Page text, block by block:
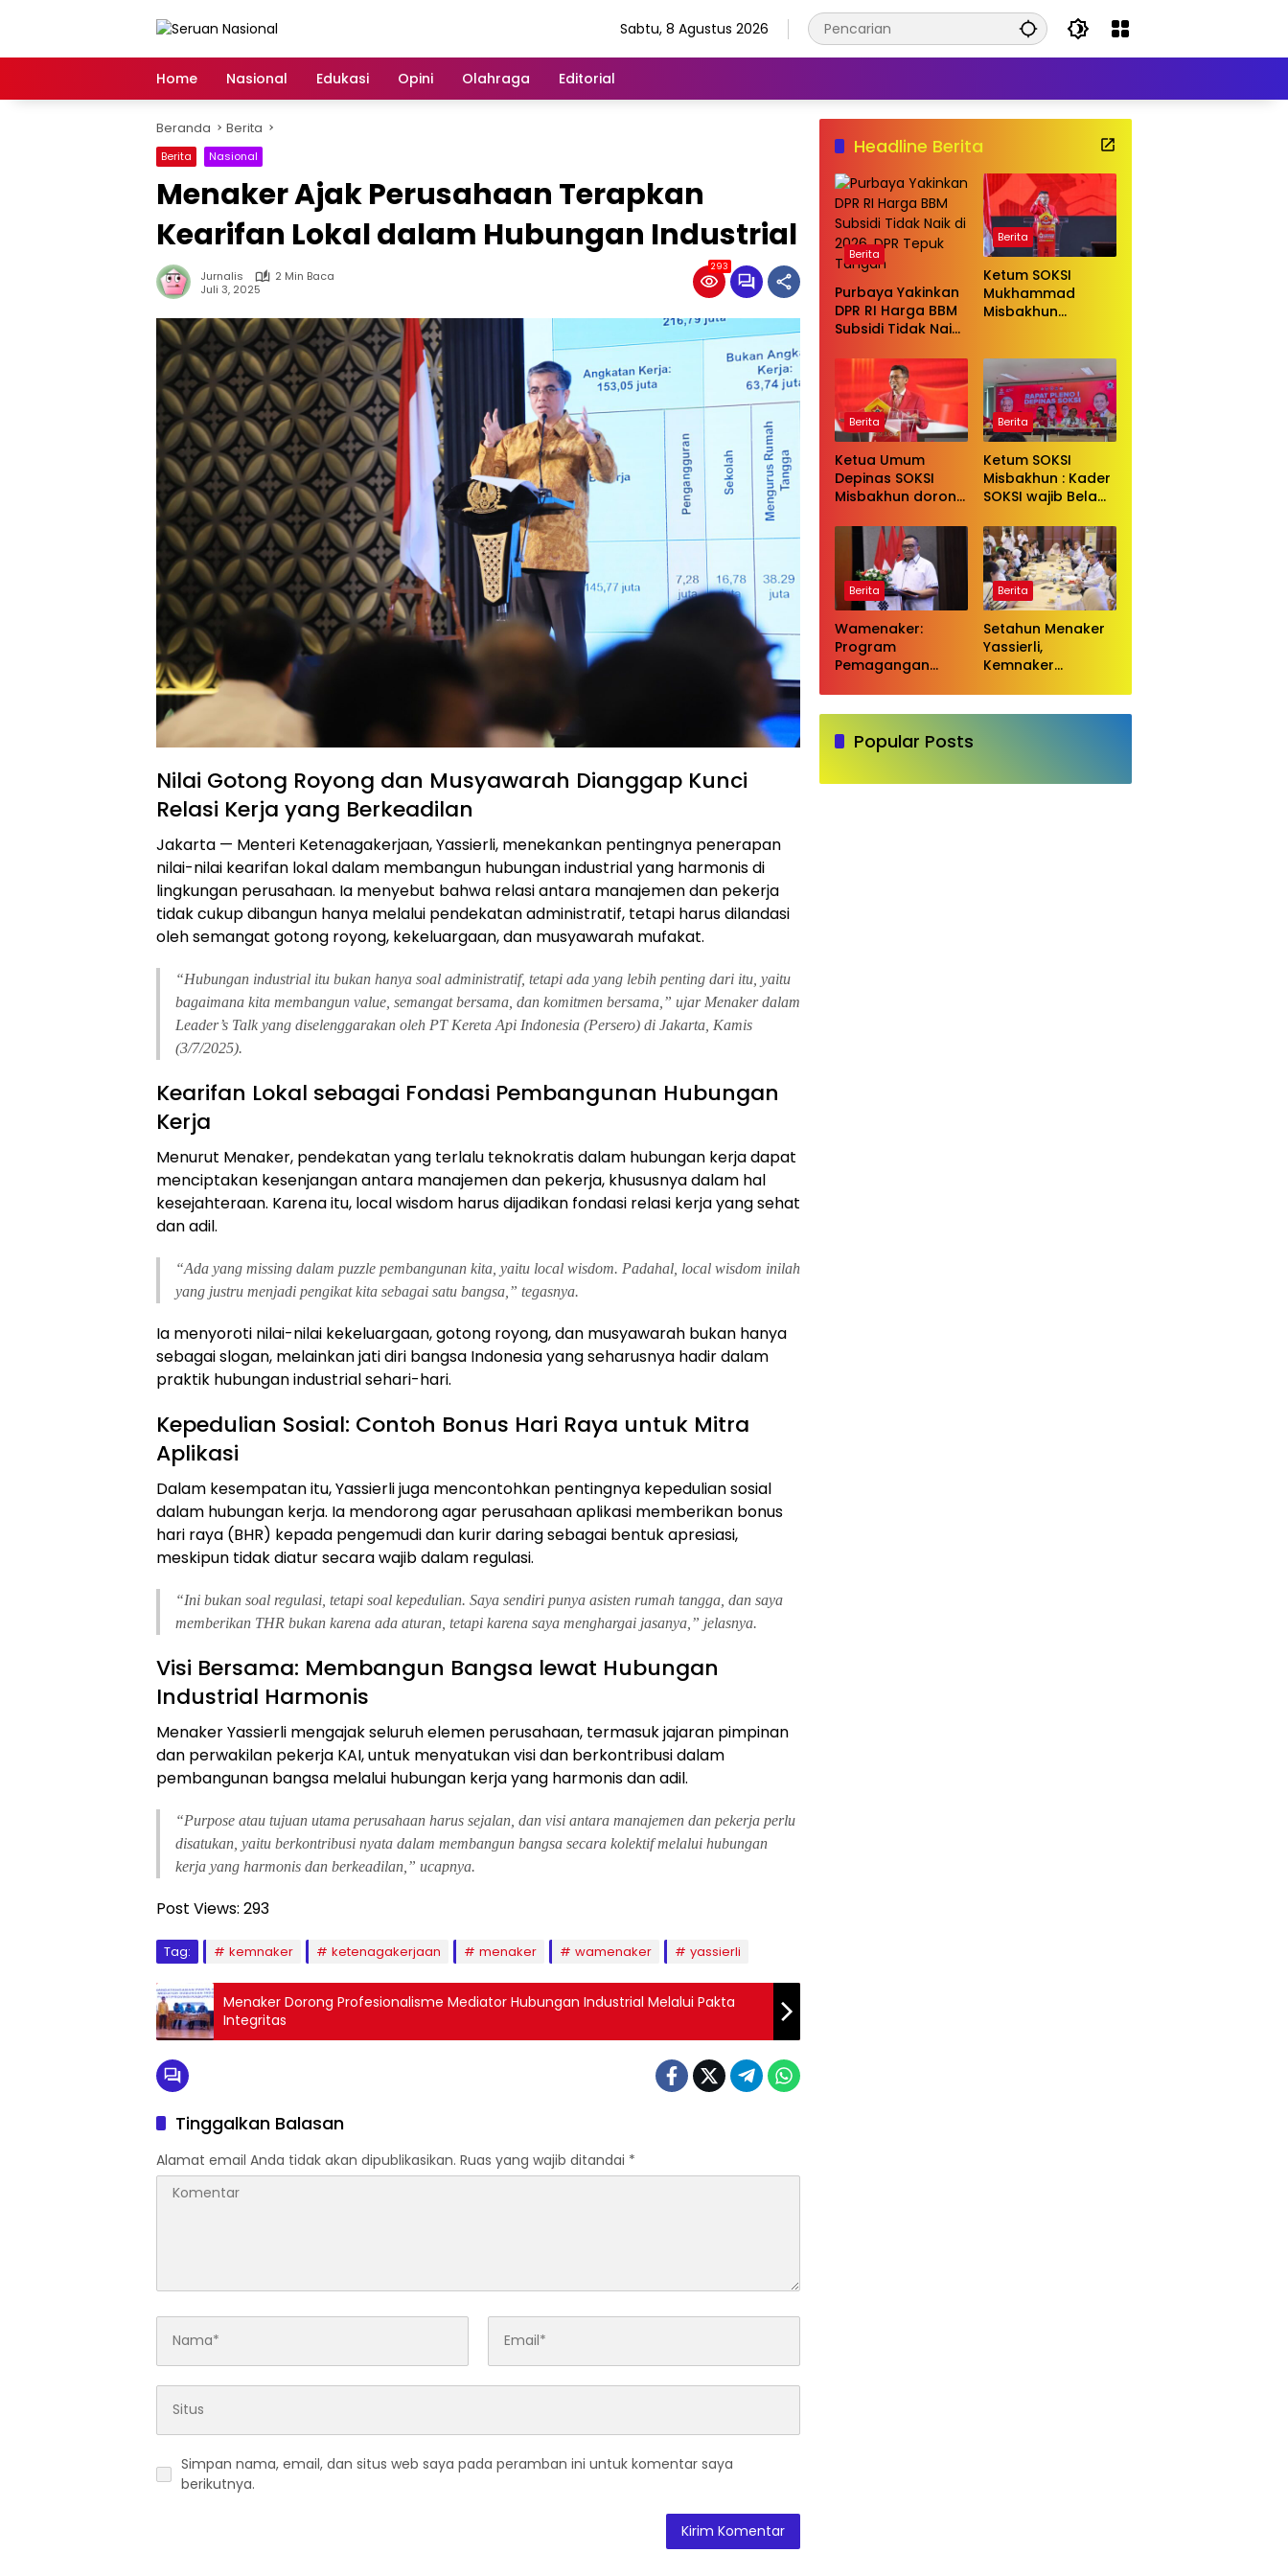
Sabtu, 8 Agustus 2026
Home Nasional Edukasi Opini Olahraga Editorial
Beranda Berita
Berita Nasional
Menaker Ajak Perusahaan Terapkan
Kearifan Lokal dalam Hubungan Industrial
Jurnalis
2 Min Baca
Juli 3, 2025
293
Nilai Gotong Royong dan Musyawarah Dianggap Kunci
Relasi Kerja yang Berkeadilan
Jakarta — Menteri Ketenagakerjaan, Yassierli, menekankan pentingnya penerapan
nilai-nilai kearifan lokal dalam membangun hubungan industrial yang harmonis di
lingkungan perusahaan. Ia menyebut bahwa relasi antara manajemen dan pekerja
tidak cukup dibangun hanya melalui pendekatan administratif, tetapi harus dilandasi
oleh semangat gotong royong, kekeluargaan, dan musyawarah mufakat.
“Hubungan industrial itu bukan hanya soal administratif, tetapi ada yang lebih penting dari itu, yaitu
bagaimana kita membangun value, semangat bersama, dan komitmen bersama,” ujar Menaker dalam
Leader’s Talk yang diselenggarakan oleh PT Kereta Api Indonesia (Persero) di Jakarta, Kamis
(3/7/2025).
Kearifan Lokal sebagai Fondasi Pembangunan Hubungan
Kerja
Menurut Menaker, pendekatan yang terlalu teknokratis dalam hubungan kerja dapat
menciptakan kesenjangan antara manajemen dan pekerja, khususnya dalam hal
kesejahteraan. Karena itu, local wisdom harus dijadikan fondasi relasi kerja yang sehat
dan adil.
“Ada yang missing dalam puzzle pembangunan kita, yaitu local wisdom. Padahal, local wisdom inilah
yang justru menjadi pengikat kita sebagai satu bangsa,” tegasnya.
Ia menyoroti nilai-nilai kekeluargaan, gotong royong, dan musyawarah bukan hanya
sebagai slogan, melainkan jati diri bangsa Indonesia yang seharusnya hadir dalam
praktik hubungan industrial sehari-hari.
Kepedulian Sosial: Contoh Bonus Hari Raya untuk Mitra
Aplikasi
Dalam kesempatan itu, Yassierli juga mencontohkan pentingnya kepedulian sosial
dalam hubungan kerja. Ia mendorong agar perusahaan aplikasi memberikan bonus
hari raya (BHR) kepada pengemudi dan kurir daring sebagai bentuk apresiasi,
meskipun tidak diatur secara wajib dalam regulasi.
“Ini bukan soal regulasi, tetapi soal kepedulian. Saya sendiri punya asisten rumah tangga, dan saya
memberikan THR bukan karena ada aturan, tetapi karena saya menghargai jasanya,” jelasnya.
Visi Bersama: Membangun Bangsa lewat Hubungan
Industrial Harmonis
Menaker Yassierli mengajak seluruh elemen perusahaan, termasuk jajaran pimpinan
dan perwakilan pekerja KAI, untuk menyatukan visi dan berkontribusi dalam
pembangunan bangsa melalui hubungan kerja yang harmonis dan adil.
“Purpose atau tujuan utama perusahaan harus sejalan, dan visi antara manajemen dan pekerja perlu
disatukan, yaitu berkontribusi nyata dalam membangun bangsa secara kolektif melalui hubungan
kerja yang harmonis dan berkeadilan,” ucapnya.
Post Views: 293
Tag: kemnaker ketenagakerjaan menaker wamenaker yassierli
Menaker Dorong Profesionalisme Mediator Hubungan Industrial Melalui Pakta
Integritas
Tinggalkan Balasan
Alamat email Anda tidak akan dipublikasikan. Ruas yang wajib ditandai *
Simpan nama, email, dan situs web saya pada peramban ini untuk komentar saya
berikutnya.
Headline Berita
Berita
Purbaya Yakinkan
DPR RI Harga BBM
Subsidi Tidak Naik
Tangan
Berita
Ketum SOKSI
Mukhammad
Misbakhun
menghentikan
serangan bersifat
pribadi kepada
Ketua Golkar
Bahlil Lahadalia
Berita
Ketua Umum
Depinas SOKSI
Misbakhun dorong
sebagai wujud
evaluasi pilkada
langsung
Berita
Ketum SOKSI
Misbakhun : Kader
SOKSI wajib Bela
Golkar Bahlil
Lahadalia di ruang
Publik
Berita
Wamenaker:
Program
Pemagangan
Tinggi Adalah
Investasi Bangsa
Berita
Setahun Menaker
Yassierli,
Kemnaker
Lompatan Nyata
Popular Posts